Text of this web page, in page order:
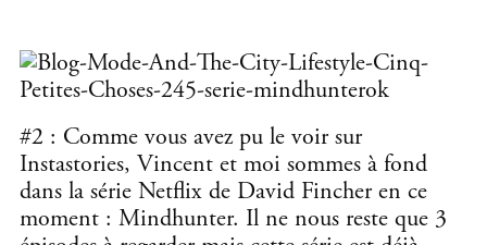
#2 : Comme vous avez pu le voir sur
Instastories, Vincent et moi sommes à fond
dans la série Netflix de David Fincher en ce
moment : Mindhunter. Il ne nous reste que 3